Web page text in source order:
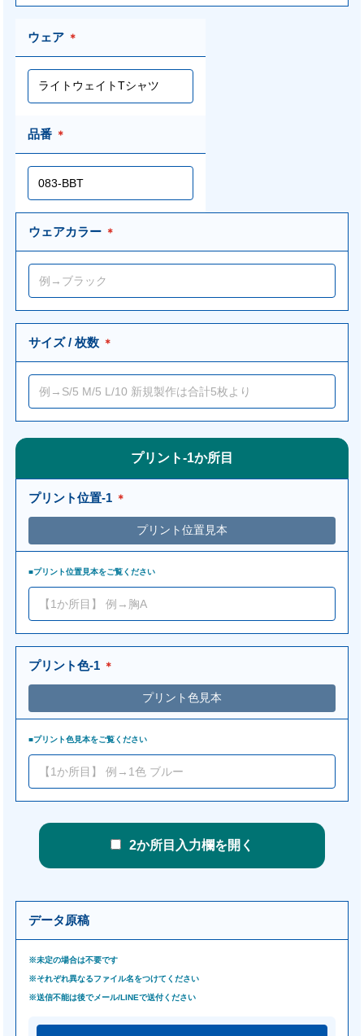
ウェア ＊
品番 ＊
ウェアカラー ＊
サイズ / 枚数 ＊
プリント-1か所目
プリント位置-1 ＊
■プリント位置見本をご覧ください
プリント色-1 ＊
■プリント色見本をご覧ください
2か所目入力欄を開く
データ原稿
※未定の場合は不要です
※それぞれ異なるファイル名をつけてください
※送信不能は後でメール/LINEで送付ください